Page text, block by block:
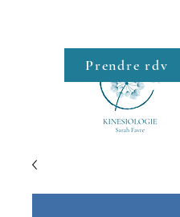
Roll-on
Prendre rdv